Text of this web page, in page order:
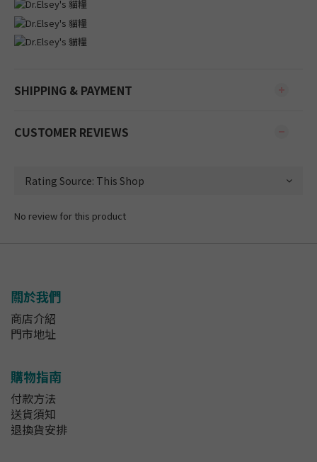
SHIPPING & PAYMENT
CUSTOMER REVIEWS
No review for this product
關於我們
商店介紹
門市地址
購物指南
付款方法
送貨須知
退換貨安排